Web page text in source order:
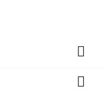

